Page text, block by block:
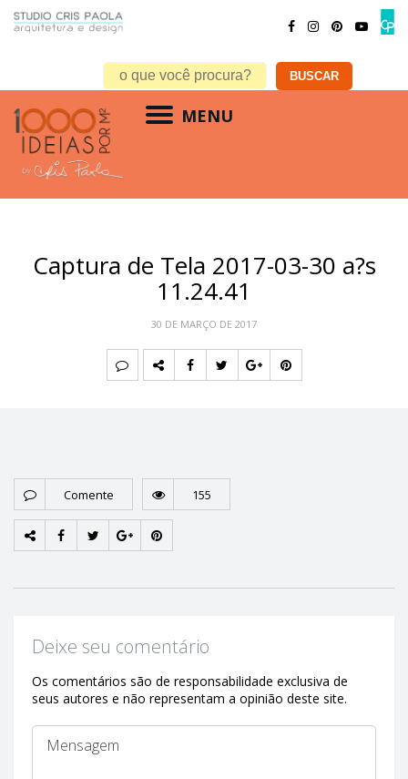
MENU
Captura de Tela 2017-03-30 a?s
11.24.41
30 DE MARÇO DE 2017
Comente 155
Deixe seu comentário
Os comentários são de responsabilidade exclusiva de
seus autores e não representam a opinião deste site.